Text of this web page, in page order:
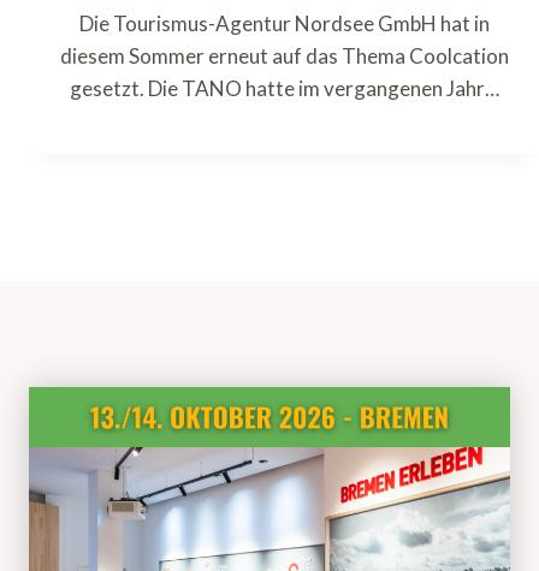
Die Tourismus-Agentur Nordsee GmbH hat in
diesem Sommer erneut auf das Thema Coolcation
gesetzt. Die TANO hatte im vergangenen Jahr…